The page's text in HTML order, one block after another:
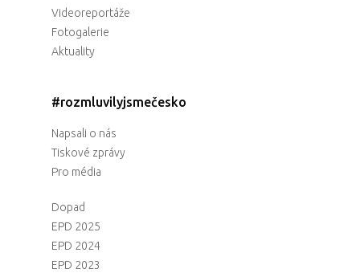
Videoreportáže
Fotogalerie
Aktuality
#rozmluvilyjsmečesko
Napsali o nás
Tiskové zprávy
Pro média
Dopad
EPD 2025
EPD 2024
EPD 2023